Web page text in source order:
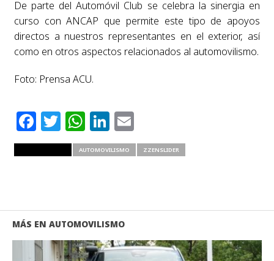
De parte del Automóvil Club se celebra la sinergia en
curso con ANCAP que permite este tipo de apoyos
directos a nuestros representantes en el exterior, así
como en otros aspectos relacionados al automovilismo.
Foto: Prensa ACU.
Facebook
Twitter
WhatsApp
LinkedIn
Email
AUTOMOVILISMO ZZENSLIDER
MÁS EN AUTOMOVILISMO